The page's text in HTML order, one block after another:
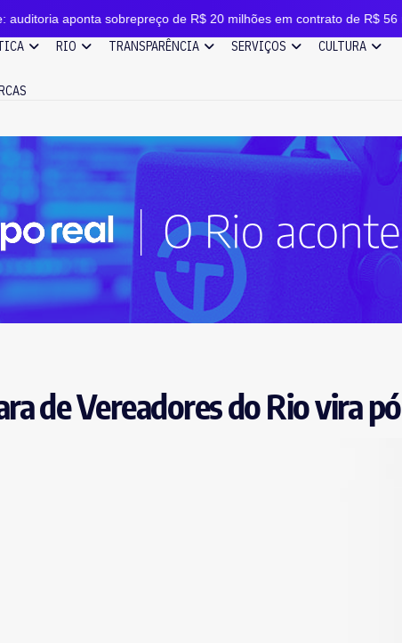
sobrepreço de R$ 20 milhões em contrato de R$ 56 milhões
RIO TRANSPARÊNCIA SERVIÇOS CULTURA
de Vereadores do Rio vira pó